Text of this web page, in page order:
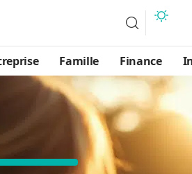
Famille Finance